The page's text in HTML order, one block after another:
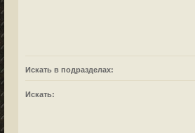
Искать в подразделах:
Искать: